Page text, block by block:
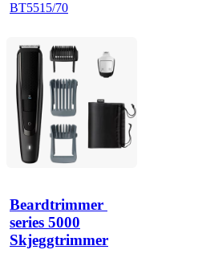
BT5515/70
Beardtrimmer
series 5000
Skjeggtrimmer